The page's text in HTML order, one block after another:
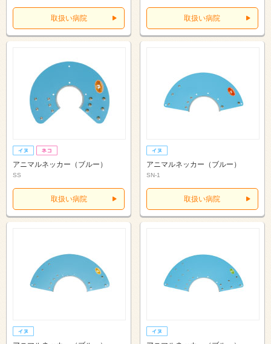
取扱い病院 取扱い病院
アニマルネッカー（ブルー）
SS
取扱い病院
アニマルネッカー（ブルー）
SN-1
取扱い病院